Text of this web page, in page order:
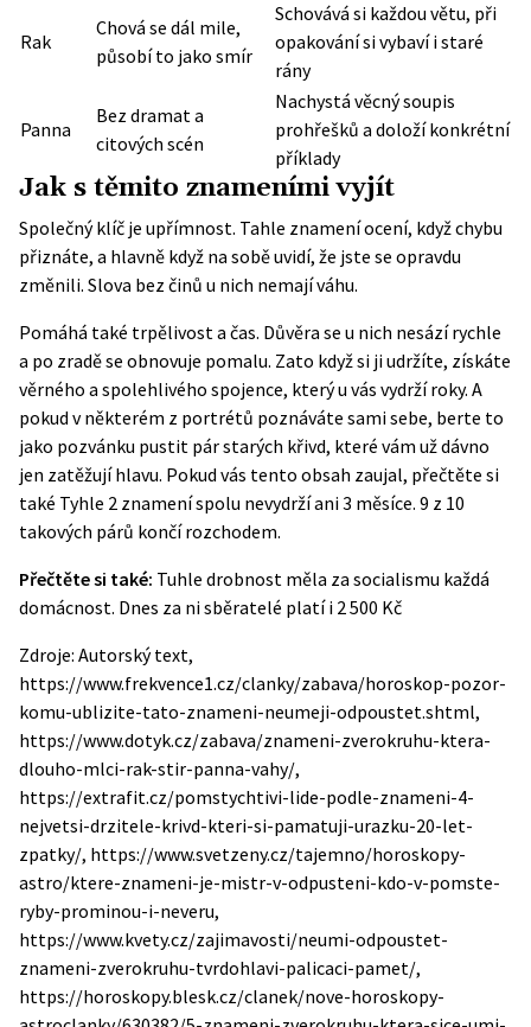
Rak
Chová se dál mile,
působí to jako smír
Schovává si každou větu, při
opakování si vybaví i staré
rány
Panna
Bez dramat a
citových scén
Nachystá věcný soupis
prohřešků a doloží konkrétní
příklady
Jak s těmito znameními vyjít
Společný klíč je upřímnost. Tahle znamení ocení, když chybu
přiznáte, a hlavně když na sobě uvidí, že jste se opravdu
změnili. Slova bez činů u nich nemají váhu.
Pomáhá také trpělivost a čas. Důvěra se u nich nesází rychle
a po zradě se obnovuje pomalu. Zato když si ji udržíte, získáte
věrného a spolehlivého spojence, který u vás vydrží roky. A
pokud v některém z portrétů poznáváte sami sebe, berte to
jako pozvánku pustit pár starých křivd, které vám už dávno
jen zatěžují hlavu. Pokud vás tento obsah zaujal, přečtěte si
také Tyhle 2 znamení spolu nevydrží ani 3 měsíce. 9 z 10
takových párů končí rozchodem.
Přečtěte si také: Tuhle drobnost měla za socialismu každá
domácnost. Dnes za ni sběratelé platí i 2 500 Kč
Zdroje: Autorský text,
https://www.frekvence1.cz/clanky/zabava/horoskop-pozor-
komu-ublizite-tato-znameni-neumeji-odpoustet.shtml,
https://www.dotyk.cz/zabava/znameni-zverokruhu-ktera-
dlouho-mlci-rak-stir-panna-vahy/,
https://extrafit.cz/pomstychtivi-lide-podle-znameni-4-
nejvetsi-drzitele-krivd-kteri-si-pamatuji-urazku-20-let-
zpatky/, https://www.svetzeny.cz/tajemno/horoskopy-
astro/ktere-znameni-je-mistr-v-odpusteni-kdo-v-pomste-
ryby-prominou-i-neveru,
https://www.kvety.cz/zajimavosti/neumi-odpoustet-
znameni-zverokruhu-tvrdohlavi-palicaci-pamet/,
https://horoskopy.blesk.cz/clanek/nove-horoskopy-